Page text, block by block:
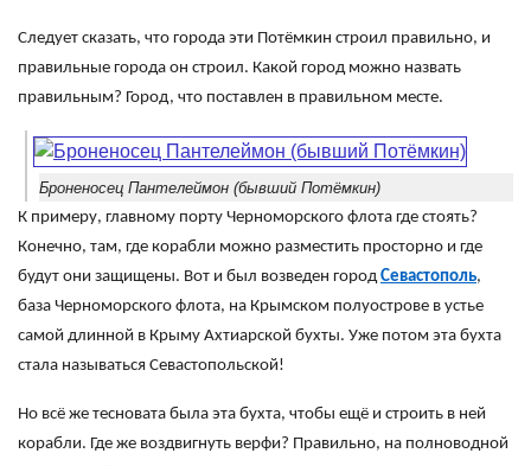
Следует сказать, что города эти Потёмкин строил правильно, и
правильные города он строил. Какой город можно назвать
правильным? Город, что поставлен в правильном месте.
Броненосец Пантелеймон (бывший Потёмкин)
К примеру, главному порту Черноморского флота где стоять?
Конечно, там, где корабли можно разместить просторно и где
будут они защищены. Вот и был возведен городСевастополь,
база Черноморского флота, на Крымском полуострове в устье
самой длинной в Крыму Ахтиарской бухты. Уже потом эта бухта
стала называться Севастопольской!
Но всё же тесновата была эта бухта, чтобы ещё и строить в ней
корабли. Где же воздвигнуть верфи? Правильно, на полноводной